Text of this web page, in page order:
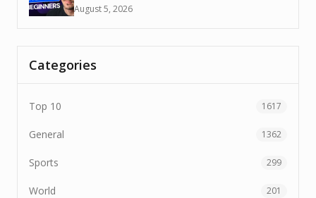
August 5, 2026
Categories
Top 10 1617
General 1362
Sports 299
World 201